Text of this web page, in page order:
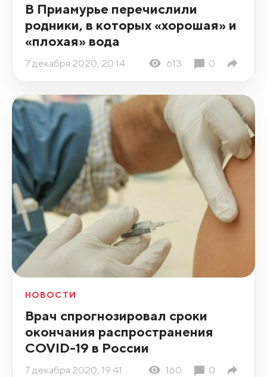
В Приамурье перечислили
родники, в которых «хорошая» и
«плохая» вода
7 декабря 2020, 20:14 613 0
НОВОСТИ
Врач спрогнозировал сроки
окончания распространения
COVID-19 в России
7 декабря 2020, 19:41 160 0